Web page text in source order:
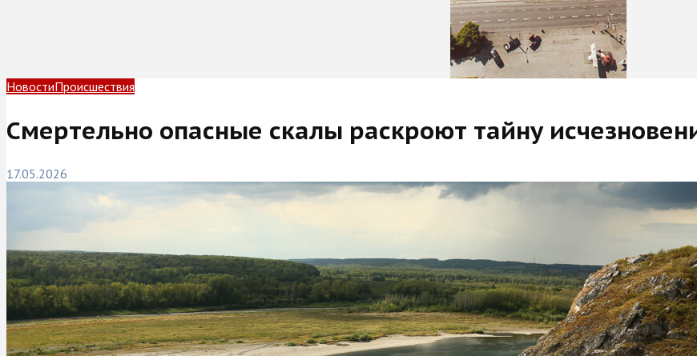
НовостиПроисшествия
Смертельно опасные скалы раскроют тайну
17.05.2026